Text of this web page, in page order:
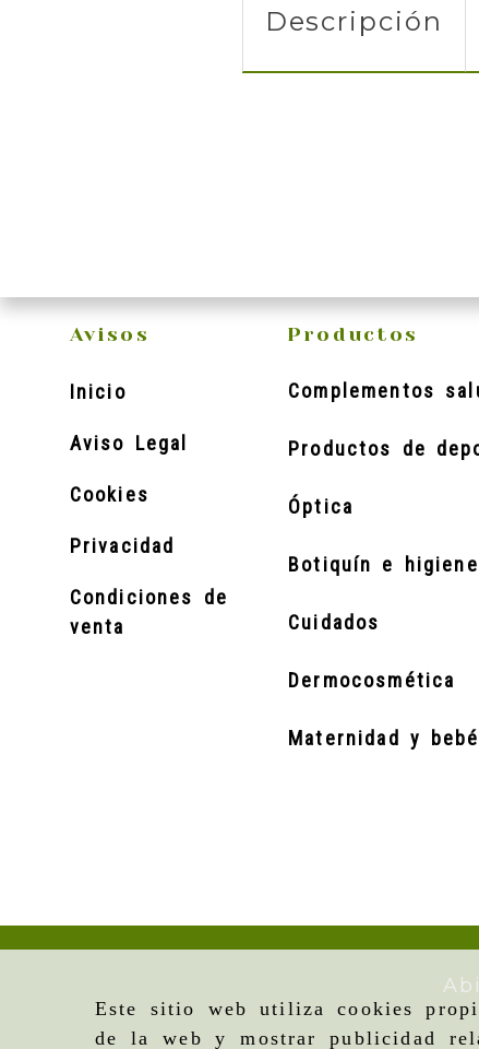
Este sitio web utiliza cookies
de la web y mostrar publicidad
Descripción
Avisos
Inicio
Aviso Legal
Cookies
Privacidad
Condiciones de
venta
Productos
Complementos
Productos de
Óptica
Botiquín e
Cuidados
Dermocosmética
Maternidad y bebé